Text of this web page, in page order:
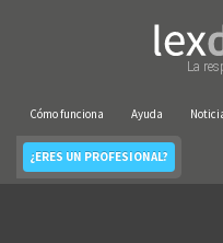
La
Cómo funciona Ayuda
¿ERES UN PROFESIONAL?